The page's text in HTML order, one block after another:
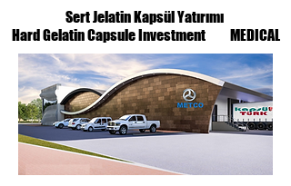
Sert Jelatin Kapsül Yatırımı
Hard Gelatin Capsule Investment MEDICAL